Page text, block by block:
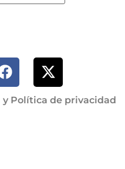
y Política de privacidad